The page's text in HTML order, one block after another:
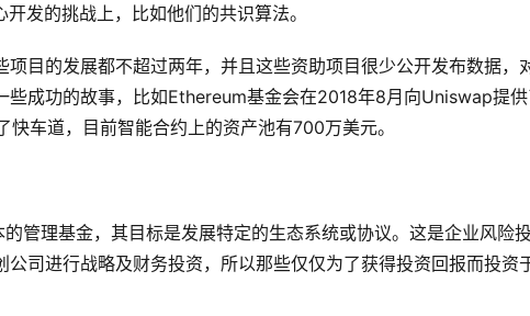
发的挑战上，比如他们的共识算法。
目的发展都不超过两年，并且这些资助项目很少公开发布数据，
些成功的故事，比如Ethereum基金会在2018年8月向Uniswap提供
车道，目前智能合约上的资产池有700万美元。
管理基金，其目标是发展特定的生态系统或协议。这是企业风险
司进行战略及财务投资，所以那些仅仅为了获得投资回报而投资